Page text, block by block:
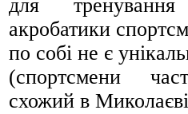
для
акробатики
по собі не є
(спортсмени
схожий в